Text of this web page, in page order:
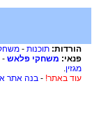
הורדות: תוכנות -
פנאי: משחקי פלאש -
מגזין.
עוד באתר! - בנה אתר